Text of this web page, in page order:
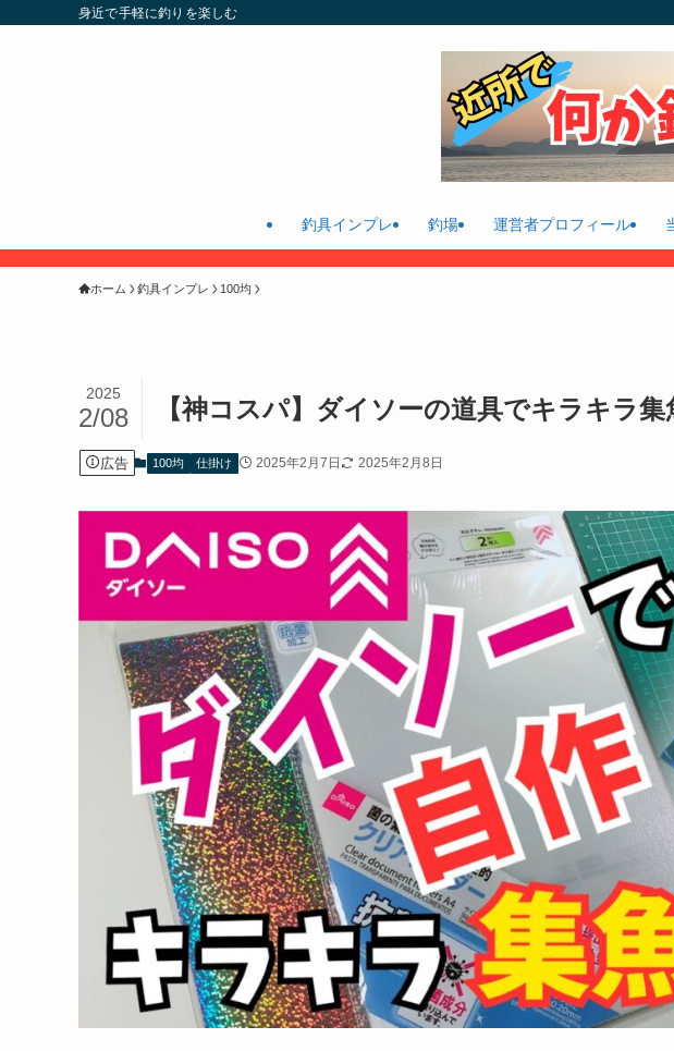
身近で手軽に釣りを楽しむ
釣具インプレ 釣場 運営者プロフィール
ホーム 釣具インプレ 100均
【神コスパ】ダイソーの道具でキラキラ
2025
2/08
広告 100均 仕掛け 2025年2月7日 2025年2月8日